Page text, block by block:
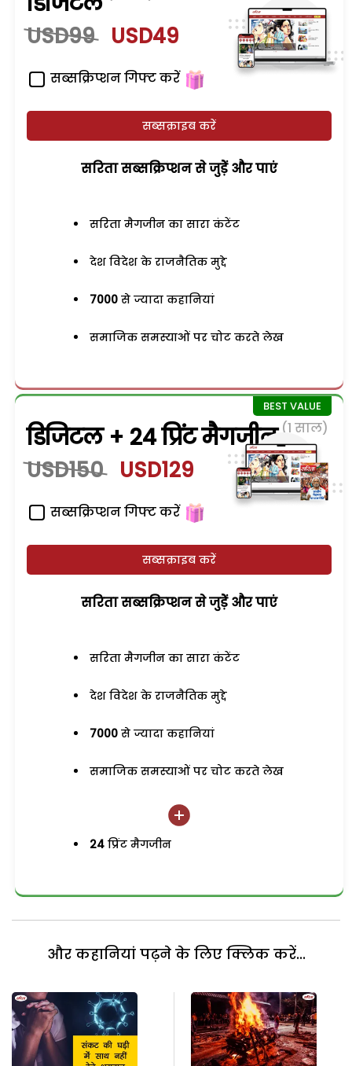
USD99 USD49
सब्सक्रिप्शन गिफ्ट करें
सब्सक्राइब करें
सरिता सब्सक्रिप्शन से जुड़ेें और पाएं
सरिता मैगजीन का सारा कंटेंट
देश विदेश के राजनैतिक मुद्दे
7000 से ज्यादा कहानियां
समाजिक समस्याओं पर चोट करते लेख
डिजिटल + 24 प्रिंट मैगजीन (1 साल)
USD150 USD129
सब्सक्रिप्शन गिफ्ट करें
सब्सक्राइब करें
सरिता सब्सक्रिप्शन से जुड़ेें और पाएं
सरिता मैगजीन का सारा कंटेंट
देश विदेश के राजनैतिक मुद्दे
7000 से ज्यादा कहानियां
समाजिक समस्याओं पर चोट करते लेख
24 प्रिंट मैगजीन
और कहानियां पढ़ने के लिए क्लिक करें...